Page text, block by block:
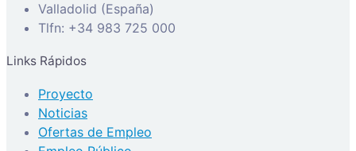
Valladolid (España)
Tlfn: +34 983 725 000
Links Rápidos
Proyecto
Noticias
Ofertas de Empleo